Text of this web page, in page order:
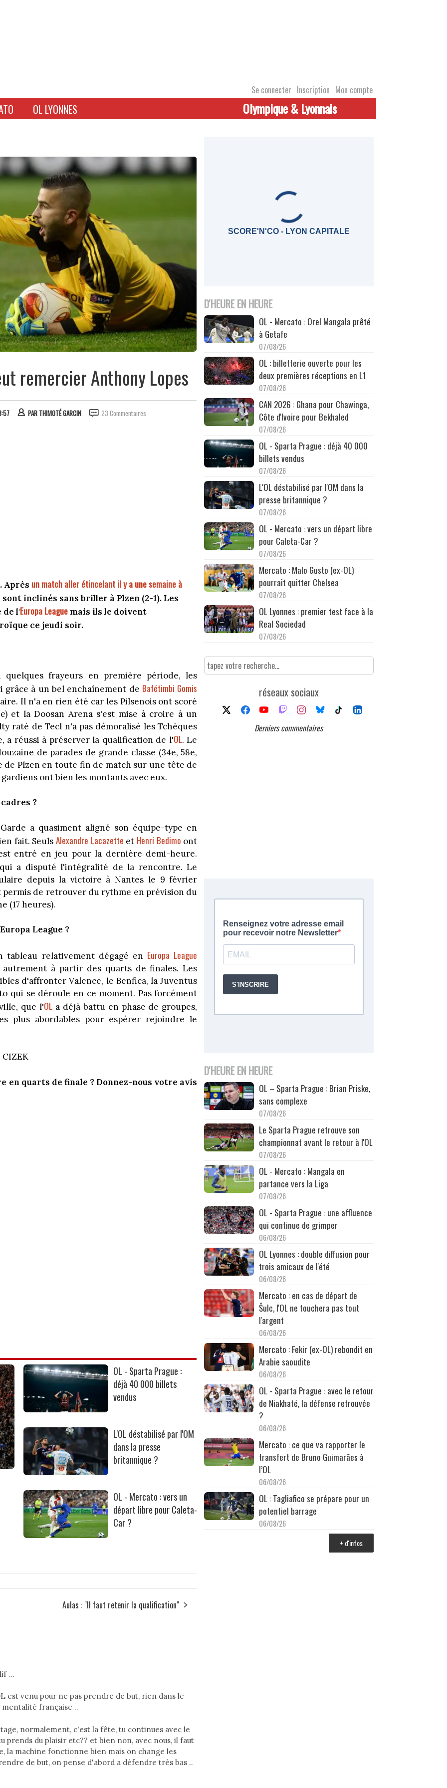
Se connecter Inscription Mon compte
OL LYONNES Olympique & Lyonnais
remercier Anthony Lopes
PAR THIMOTÉ GARCIN 23 Commentaires
Après un match aller étincelant il y a une semaine à
sont inclinés sans briller à Plzen (2-1). Les
de l'Europa League mais ils le doivent
ce jeudi soir.
frayeurs en première période, les
grâce à un bel enchaînement de Bafétimbi Gomis
Il n'a en rien été car les Pilsenois ont scoré
et la Doosan Arena s'est mise à croire à un
raté de Tecl n'a pas démoralisé les Tchèques
a réussi à préserver la qualification de l'OL. Le
de parades de grande classe (34e, 58e,
de Plzen en toute fin de match sur une tête de
ont bien les montants avec eux.
?
a quasiment aligné son équipe-type en
fait. SeulsAlexandre Lacazette et Henri Bedimo ont
entré en jeu pour la dernière demi-heure.
qui a disputé l'intégralité de la rencontre. Le
depuis la victoire à Nantes le 9 février
de retrouver du rythme en prévision du
(17 heures).
League ?
relativement dégagé en Europa League
à partir des quarts de finales. Les
d'affronter Valence, le Benfica, la Juventus
qui se déroule en ce moment. Pas forcément
que l'OL a déjà battu en phase de groupes,
plus abordables pour espérer rejoindre le
quarts de finale ? Donnez-nous votre avis
OL - Sparta Prague :
déjà 40 000 billets
vendus
L'OL déstabilisé par l'OM
dans la presse
britannique ?
OL - Mercato : vers un
départ libre pour Caleta-
Car ?
Aulas : "Il faut retenir la qualification"
...
est venu pour ne pas prendre de but, rien dans le
mentalité française ..
normalement, c'est la fête, tu continues avec le
prends du plaisir etc?? et bien non, avec nous, il faut
la machine fonctionne bien mais on change les
de but, on pense d'abord a défendre très bas ..
SCORE'N'CO - LYON CAPITALE
D'HEURE EN HEURE
OL - Mercato : Orel Mangala prêté
à Getafe
07/08/26
OL : billetterie ouverte pour les
deux premières réceptions en L1
07/08/26
CAN 2026 : Ghana pour Chawinga,
Côte d'Ivoire pour Bekhaled
07/08/26
OL - Sparta Prague : déjà 40 000
billets vendus
07/08/26
L'OL déstabilisé par l'OM dans la
presse britannique ?
07/08/26
OL - Mercato : vers un départ libre
pour Caleta-Car ?
07/08/26
Mercato : Malo Gusto (ex-OL)
pourrait quitter Chelsea
07/08/26
OL Lyonnes : premier test face à la
Real Sociedad
07/08/26
réseaux sociaux
Derniers commentaires
D'HEURE EN HEURE
OL – Sparta Prague : Brian Priske,
sans complexe
07/08/26
Le Sparta Prague retrouve son
championnat avant le retour à l'OL
07/08/26
OL - Mercato : Mangala en
partance vers la Liga
07/08/26
OL - Sparta Prague : une affluence
qui continue de grimper
06/08/26
OL Lyonnes : double diffusion pour
trois amicaux de l'été
06/08/26
Mercato : en cas de départ de
Šulc, l'OL ne touchera pas tout
l'argent
06/08/26
Mercato : Fekir (ex-OL) rebondit en
Arabie saoudite
06/08/26
OL - Sparta Prague : avec le retour
de Niakhaté, la défense retrouvée
?
06/08/26
Mercato : ce que va rapporter le
transfert de Bruno Guimarães à
l’OL
06/08/26
OL : Tagliafico se prépare pour un
potentiel barrage
06/08/26
+ d'infos